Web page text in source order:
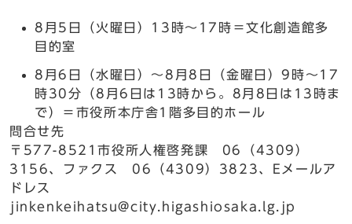
8月5日（火曜日）13時～17時＝文化創造館多
目的室
8月6日（水曜日）～8月8日（金曜日）9時～17
時30分（8月6日は13時から。8月8日は13時ま
で）＝市役所本庁舎1階多目的ホール
問合せ先
〒577-8521市役所人権啓発課 06（4309）
3156、ファクス 06（4309）3823、Eメールア
ドレス
jinkenkeihatsu@city.higashiosaka.lg.jp